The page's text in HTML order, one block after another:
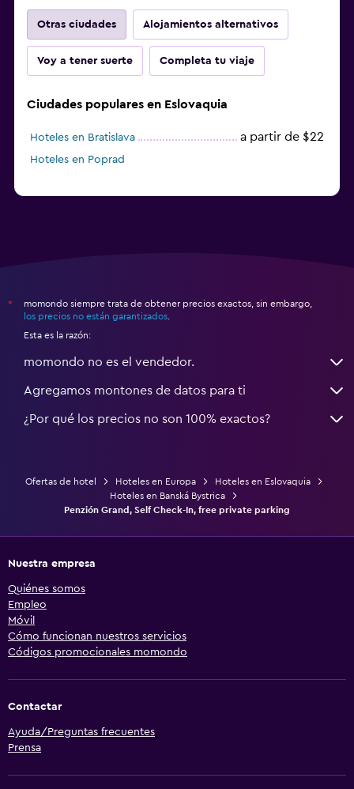
Otras ciudades Alojamientos alternativos
Voy a tener suerte Completa tu viaje
Ciudades populares en Eslovaquia
Hoteles en Bratislava a partir de $22
Hoteles en Poprad
*
momondo siempre trata de obtener precios exactos, sin embargo,
los precios no están garantizados
Esta es la razón:
momondo no es el vendedor.
Agregamos montones de datos para ti
¿Por qué los precios no son 100% exactos?
Ofertas de hotel Hoteles en Europa
Hoteles en Eslovaquia
Hoteles en Banská Bystrica
Penzión Grand, Self Check-In, free private parking
Nuestra empresa
Quiénes somos
Empleo
Móvil
Cómo funcionan nuestros servicios
Códigos promocionales momondo
Contactar
Ayuda/Preguntas frecuentes
Prensa